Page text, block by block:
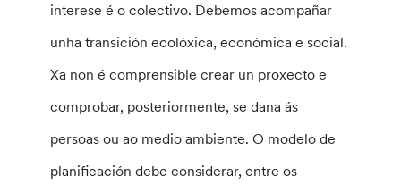
interese é o colectivo. Debemos acompañar
unha transición ecolóxica, económica e social.
Xa non é comprensible crear un proxecto e
comprobar, posteriormente, se dana ás
persoas ou ao medio ambiente. O modelo de
planificación debe considerar, entre os